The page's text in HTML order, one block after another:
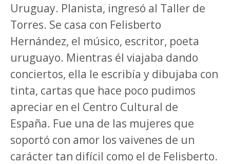
Uruguay. Planista, ingresó al Taller de
Torres. Se casa con Felisberto
Hernández, el músico, escritor, poeta
uruguayo. Mientras él viajaba dando
conciertos, ella le escribía y dibujaba con
tinta, cartas que hace poco pudimos
apreciar en el Centro Cultural de
España. Fue una de las mujeres que
soportó con amor los vaivenes de un
carácter tan difícil como el de Felisberto.